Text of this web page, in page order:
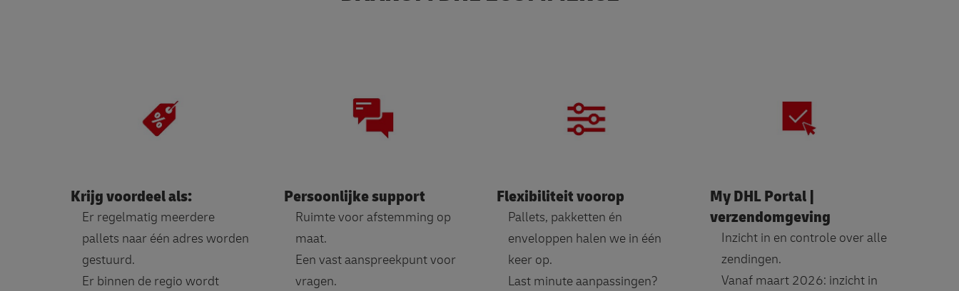
Krijg voordeel als:
Er regelmatig meerdere
pallets naar één adres worden
gestuurd.
Er binnen de regio wordt
Persoonlijke support
Ruimte voor afstemming op
maat.
Een vast aanspreekpunt voor
vragen.
Flexibiliteit voorop
Pallets, pakketten én
enveloppen halen we in één
keer op.
Last minute aanpassingen?
My DHL Portal |
verzendomgeving
Inzicht in en controle over alle
zendingen.
Vanaf maart 2026: inzicht in